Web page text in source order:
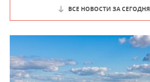
ВСЕ НОВОСТИ ЗА СЕГОДНЯ